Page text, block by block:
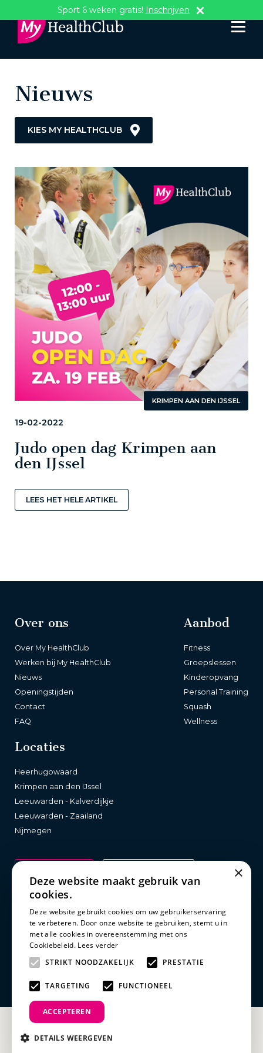
Sport 6 weken gratis! Inschrijven
Nieuws
KIES MY HEALTHCLUB
KRIMPEN AAN DEN IJSSEL
19-02-2022
Judo open dag Krimpen aan
den IJssel
LEES HET HELE ARTIKEL
Over ons
Over My HealthClub
Werken bij My HealthClub
Nieuws
Openingstijden
Contact
FAQ
Aanbod
Fitness
Groepslessen
Kinderopvang
Personal Training
Squash
Wellness
Locaties
Heerhugowaard
Krimpen aan den IJssel
Leeuwarden - Kalverdijkje
Leeuwarden - Zaailand
Nijmegen
Wetgeving
Clubreglement
Privacy statement
×
Deze website maakt gebruik van
cookies.
Deze website gebruikt cookies om uw gebruikerservaring
te verbeteren. Door onze website te gebruiken, stemt u in
met alle cookies in overeenstemming met ons
Cookiebeleid. Lees verder
STRIKT NOODZAKELIJK
PRESTATIE
TARGETING FUNCTIONEEL
ACCEPTEREN
DETAILS WEERGEVEN